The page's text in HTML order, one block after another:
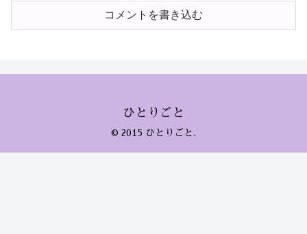
コメントを書き込む
ひとりごと
© 2015 ひとりごと.